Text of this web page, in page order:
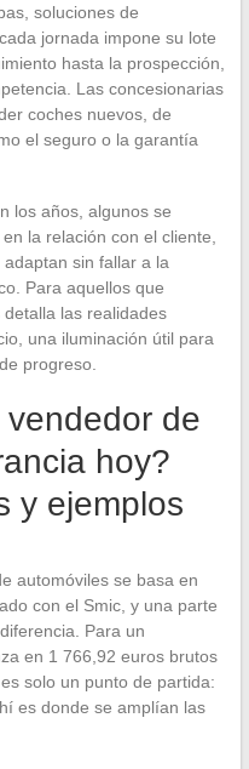
soluciones de
jornada impone su lote
hasta la prospección,
Las concesionarias
coches nuevos, de
el seguro o la garantía
los años, algunos se
la relación con el cliente,
sin fallar a la
Para aquellos que
las realidades
una iluminación útil para
progreso.
de
hoy?
y ejemplos
automóviles se basa en
con el Smic, y una parte
Para un
en 1 766,92 euros brutos
solo un punto de partida:
es donde se amplían las